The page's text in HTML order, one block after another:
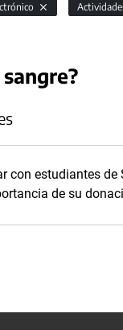
con estudiantes de
de su